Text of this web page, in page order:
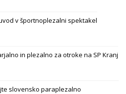
v športnoplezalni spektakel
in plezalno za otroke na SP Kranj
slovensko paraplezalno